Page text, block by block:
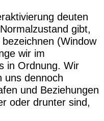
deuten
gibt,
(Window
wir im
in Ordnung. Wir
uns dennoch
und Beziehungen
oder drunter sind,